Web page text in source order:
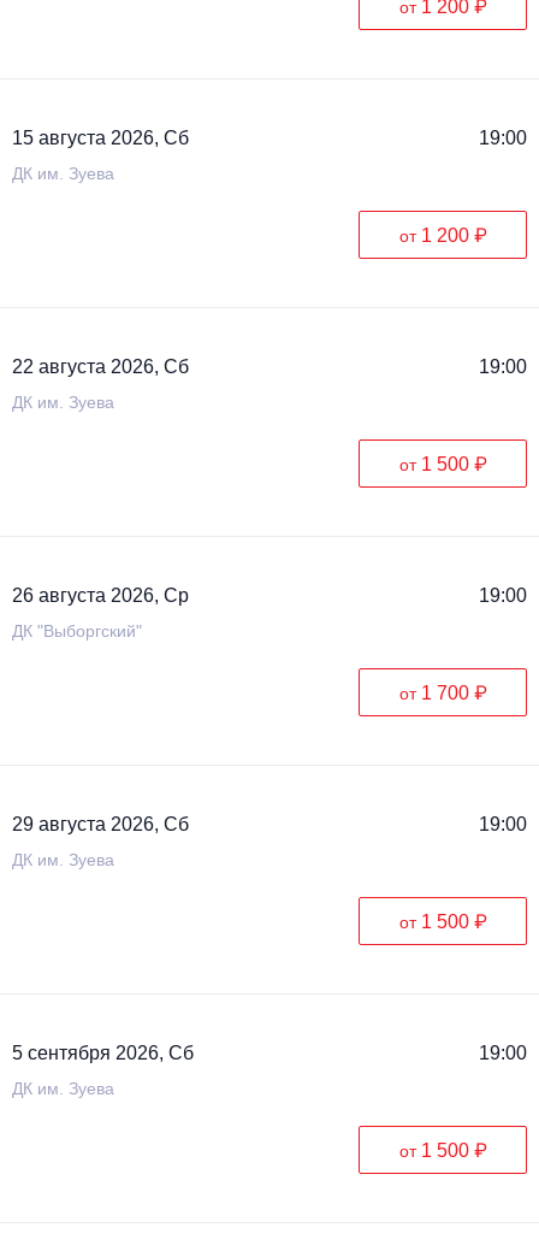
от 1 200 ₽
15 августа 2026, Сб 19:00
ДК им. Зуева
от 1 200 ₽
22 августа 2026, Сб 19:00
ДК им. Зуева
от 1 500 ₽
26 августа 2026, Ср 19:00
ДК "Выборгский"
от 1 700 ₽
29 августа 2026, Сб 19:00
ДК им. Зуева
от 1 500 ₽
5 сентября 2026, Сб 19:00
ДК им. Зуева
от 1 500 ₽